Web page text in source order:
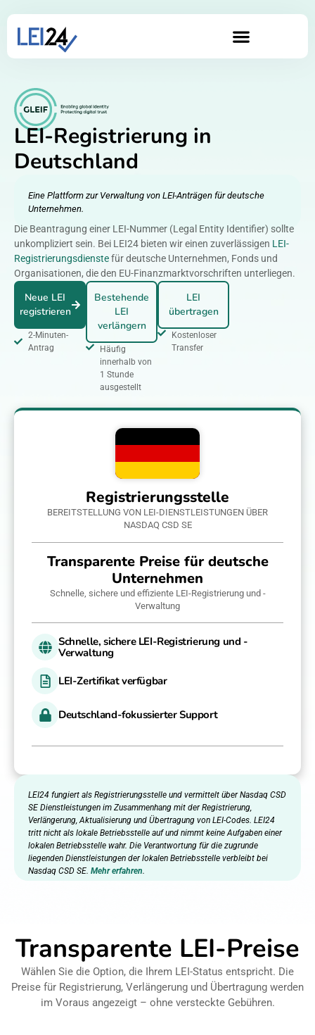
LEI-Registrierung in
Deutschland
Eine Plattform zur Verwaltung von LEI-Anträgen für deutsche
Unternehmen.
Die Beantragung einer LEI-Nummer (Legal Entity Identifier) sollte
unkompliziert sein. Bei LEI24 bieten wir einen zuverlässigen LEI-
Registrierungsdienstefür deutsche Unternehmen, Fonds und
Organisationen, die den EU-Finanzmarktvorschriften unterliegen.
Neue LEI
registrieren
2-Minuten-
Antrag
Bestehende
LEI
verlängern
Häufig
innerhalb von
1 Stunde
ausgestellt
LEI
übertragen
Kostenloser
Transfer
Registrierungsstelle
BEREITSTELLUNG VON LEI-DIENSTLEISTUNGEN ÜBER
NASDAQ CSD SE
Transparente Preise für deutsche
Unternehmen
Schnelle, sichere und effiziente LEI-Registrierung und -
Verwaltung
Schnelle, sichere LEI-Registrierung und -
Verwaltung
LEI-Zertifikat verfügbar
Deutschland-fokussierter Support
LEI24 fungiert als Registrierungsstelle und vermittelt über Nasdaq CSD
SE Dienstleistungen im Zusammenhang mit der Registrierung,
Verlängerung, Aktualisierung und Übertragung von LEI-Codes. LEI24
tritt nicht als lokale Betriebsstelle auf und nimmt keine Aufgaben einer
lokalen Betriebsstelle wahr. Die Verantwortung für die zugrunde
liegenden Dienstleistungen der lokalen Betriebsstelle verbleibt bei
Nasdaq CSD SE. Mehr erfahren.
Transparente LEI-Preise
Wählen Sie die Option, die Ihrem LEI-Status entspricht. Die
Preise für Registrierung, Verlängerung und Übertragung werden
im Voraus angezeigt – ohne versteckte Gebühren.